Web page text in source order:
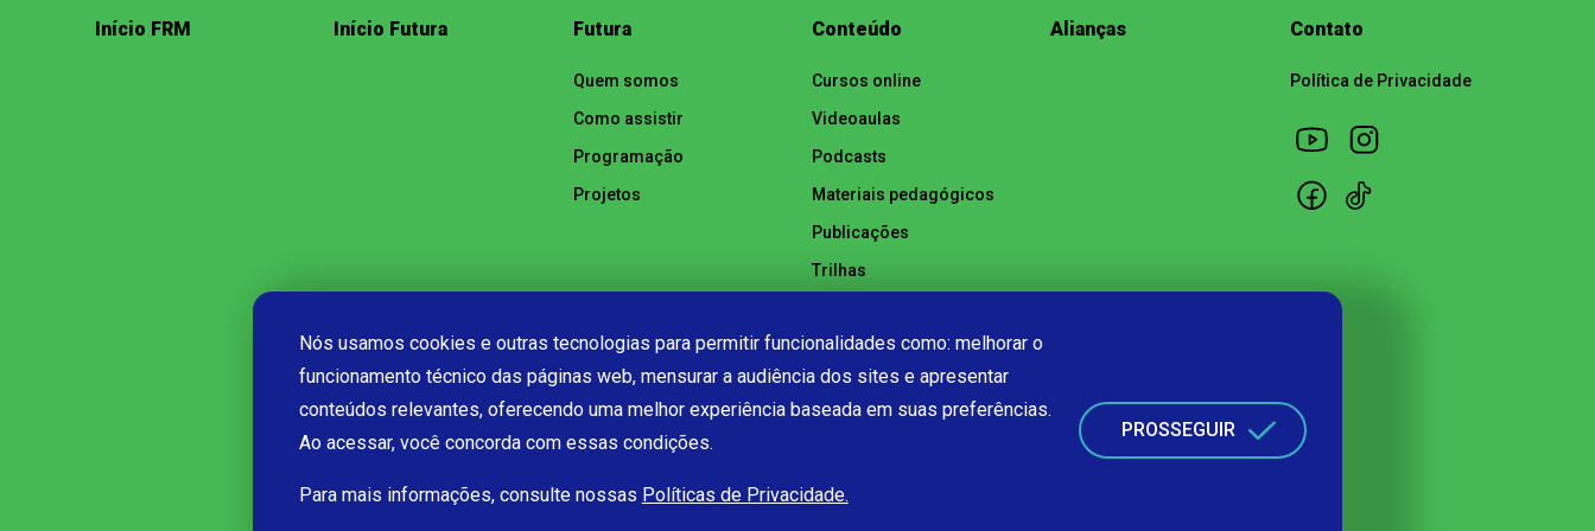
Início FRM Início Futura Futura
Quem somos
Como assistir
Programação
Projetos
Conteúdo
Cursos online
Videoaulas
Podcasts
Materiais pedagógicos
Publicações
Trilhas
Alianças Contato
Política de Privacidade
Nós usamos cookies e outras tecnologias para permitir funcionalidades como: melhorar o
funcionamento técnico das páginas web, mensurar a audiência dos sites e apresentar
conteúdos relevantes, oferecendo uma melhor experiência baseada em suas preferências.
Ao acessar, você concorda com essas condições.
Para mais informações, consulte nossas Políticas de Privacidade.
PROSSEGUIR